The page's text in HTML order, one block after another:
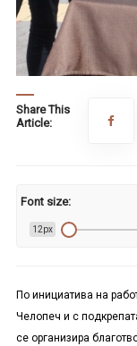
Share This
Article:
Font size:
12px
По инициатива на
Челопеч и с
се организира